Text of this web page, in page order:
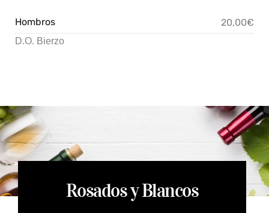
Hombros 20,00€
D.O. Bierzo
Rosados y Blancos